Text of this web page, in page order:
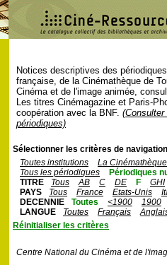
Notices descriptives des
française, de la Cinémathèque de
Cinéma et de l'image animée,
Les titres Cinémagazine et Paris-
coopération avec la BNF.
périodiques)
Sélectionner les critères de
Toutes institutions
La
Tous les périodiques
Périodiques
TITRE
Tous AB C DE F
GHI
PAYS
Tous France Etats-Unis
DECENNIE
Toutes <1900
1900
LANGUE
Toutes Français
Réinitialiser les critères
Centre National du Cinéma et de